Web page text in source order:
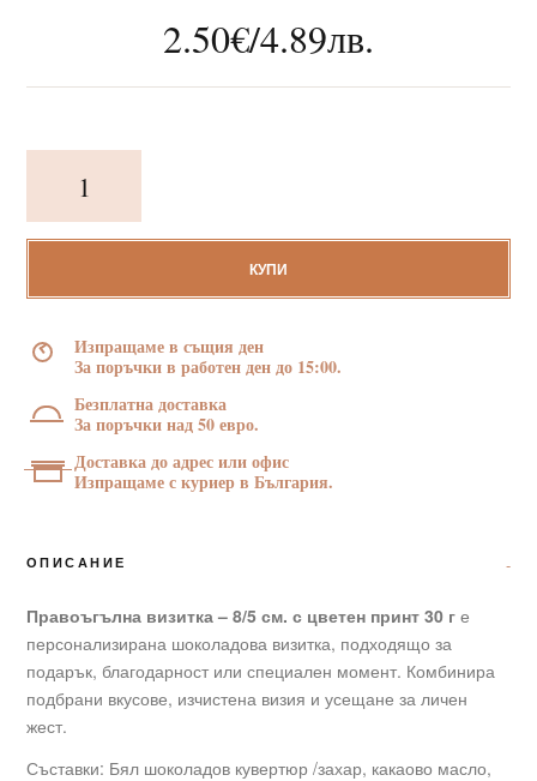
2.50€/4.89лв.
Правоъгълна
визитка
8/5
с
принт
г
КУПИ
Изпращаме в същия ден
За поръчки в работен ден до 15:00.
Безплатна доставка
За поръчки над 50 евро.
Доставка до адрес или офис
Изпращаме с куриер в България.
ОПИСАНИЕ
Правоъгълна визитка – 8/5 см. с цветен принт 30 г е
персонализирана шоколадова визитка, подходящо за
подарък, благодарност или специален момент. Комбинира
подбрани вкусове, изчистена визия и усещане за личен
жест.
Съставки: Бял шоколадов кувертюр /захар, какаово масло,